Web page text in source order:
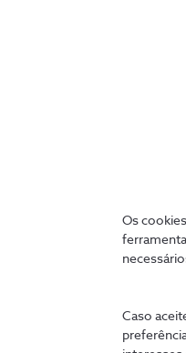
Os
Caso
Atinja
consumos que